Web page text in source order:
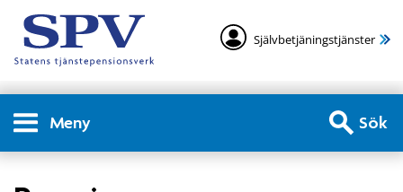
Självbetjäningstjänster
Meny Sök